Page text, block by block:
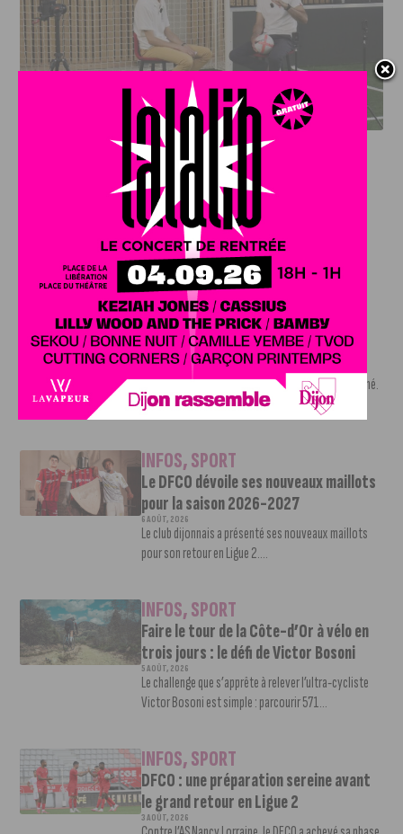
DFCO : RENCONTRE AVEC PIERRE-HENRI DEBALLON,
L’ARTISAN DE LA MONTÉE EN LIGUE 2
INFOS SPORT
DFCO : Rencontre avec Pierre-Henri
Deballon, l’artisan de la montée en
Ligue 2
7 AOÛT, 2026
Le DFCO est de retour en Ligue 2 après trois ans
d’absence. La saison...
INFOS,SPORT
Nouvelle arrivée à la JDA Basket,
Shevon Thompson est dijonnais
Le mercato estival de la JDA n’est pas encore terminé.
Une nouvelle recrue vient...
INFOS,SPORT
Le DFCO dévoile ses nouveaux maillots
pour la saison 2026-2027
6 AOÛT, 2026
Le club dijonnais a présenté ses nouveaux maillots
pour son retour en Ligue 2....
INFOS,SPORT
Faire le tour de la Côte-d’Or à vélo en
trois jours : le défi de Victor Bosoni
5 AOÛT, 2026
Le challenge que s’apprête à relever l’ultra-cycliste
Victor Bosoni est simple : parcourir 571...
INFOS,SPORT
DFCO : une préparation sereine avant
le grand retour en Ligue 2
3 AOÛT, 2026